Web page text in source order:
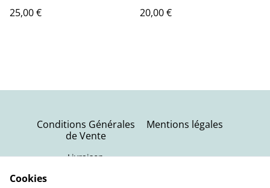
25,00 €
20,00 €
Conditions Générales
de Vente
Livraison
Mentions légales
Cookies